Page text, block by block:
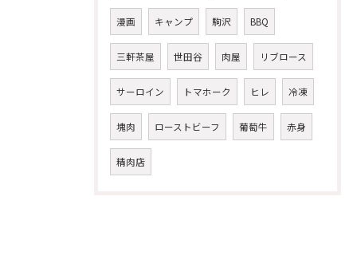
漫画 キャンプ 駒沢 BBQ
三軒茶屋 世田谷 肉屋 リブロース
サーロイン トマホーク ヒレ 冷凍
塊肉 ローストビーフ 葡萄牛 赤身
精肉店